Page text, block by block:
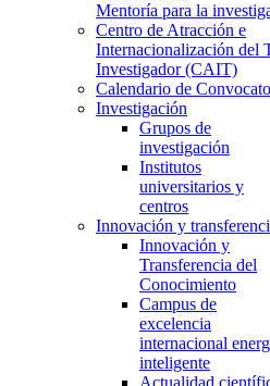
Mentoría para la
Centro de Atracción e
Internacionalización del
Investigador (CAIT)
Calendario de
Investigación
Grupos de
investigación
Institutos
universitarios y
centros
Innovación y
Innovación y
Transferencia del
Conocimiento
Campus de
excelencia
internacional
inteligente